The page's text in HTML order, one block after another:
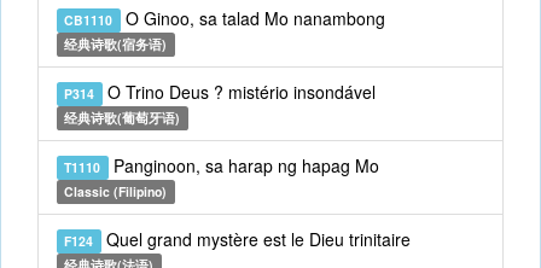
CB1110 O Ginoo, sa talad Mo nanambong
经典诗歌(宿务语)
P314 O Trino Deus ? mistério insondável
经典诗歌(葡萄牙语)
T1110 Panginoon, sa harap ng hapag Mo
Classic (Filipino)
F124 Quel grand mystère est le Dieu trinitaire